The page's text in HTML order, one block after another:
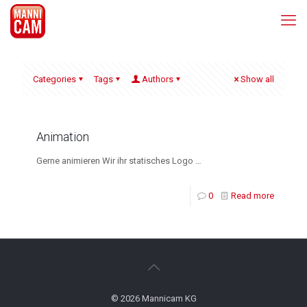
Categories Tags Authors Show all
Animation
Gerne animieren Wir ihr statisches Logo …
0 Read more
© 2026 Mannicam KG